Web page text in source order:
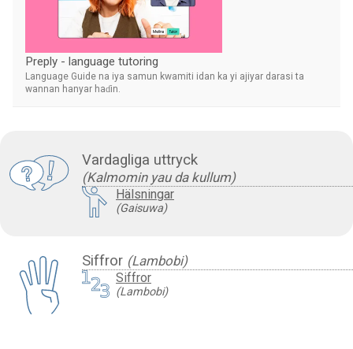
Vardagliga uttryck
(Kalmomin yau da kullum)
Hälsningar
(Gaisuwa)
Siffror (Lambobi)
Siffror
(Lambobi)
Preply - language tutoring
Language Guide na iya samun kwamiti idan ka yi ajiyar darasi ta
wannan hanyar haɗin.